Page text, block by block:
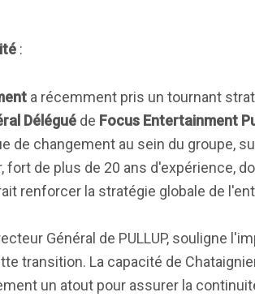
:
a récemment pris un tournant
Délégué de Focus Entertainment
de changement au sein du groupe,
fort de plus de 20 ans d'expérience,
renforcer la stratégie globale de
Général de PULLUP, souligne
transition. La capacité de
un atout pour assurer la